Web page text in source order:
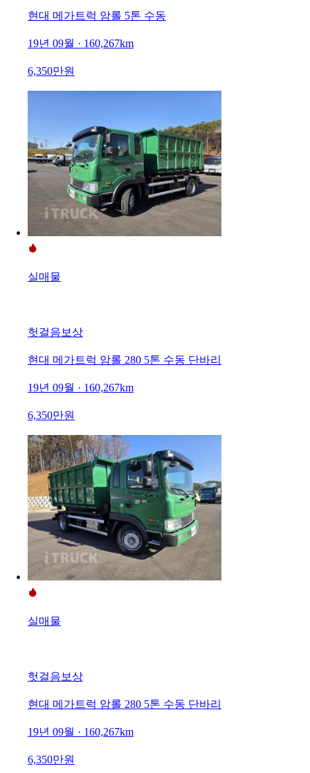
현대 메가트럭 암롤 5톤 수동
19년 09월 · 160,267km
6,350만원
실매물
헛걸음보상
현대 메가트럭 암롤 280 5톤 수동 단바리
19년 09월 · 160,267km
6,350만원
실매물
헛걸음보상
현대 메가트럭 암롤 280 5톤 수동 단바리
19년 09월 · 160,267km
6,350만원